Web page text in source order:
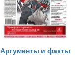
Аргументы и факты